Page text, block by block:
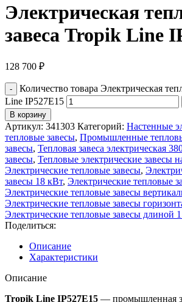
Электрическая
завеса Tropik Line
128 700 ₽
Количество товара Электрическая
Line IP527E15
В корзину
Артикул: 341303 Категорий: Настенные
тепловые завесы, Промышленные
завесы, Тепловая завеса электрическая
завесы, Тепловые электрические завесы
Электрические тепловые завесы,
завесы 18 кВт, Электрические тепловые
Электрические тепловые завесы
Электрические тепловые завесы
Электрические тепловые завесы длиной
Поделиться:
Описание
Характеристики
Описание
Tropik Line IP527E15 — промышленная